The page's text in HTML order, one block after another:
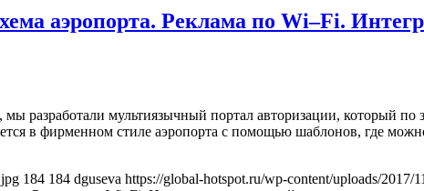
аэропорта. Реклама по Wi–Fi.
разработали мультиязычный портал авторизации, который по
в фирменном стиле аэропорта с помощью шаблонов, где
184 184 dguseva https://global-hotspot.ru/wp-content/uploads/2017/